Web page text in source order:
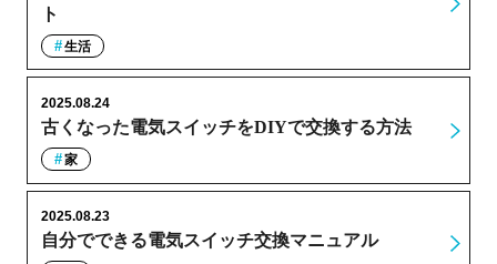
ト
生活
古くなった電気スイッチをDIYで交換する方法
2025.08.24
家
自分でできる電気スイッチ交換マニュアル
2025.08.23